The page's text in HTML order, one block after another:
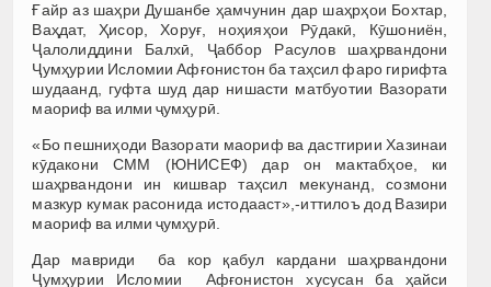
Ғайр аз шаҳри Душанбе ҳамчунин дар шаҳрҳои Бохтар,
Ваҳдат, Ҳисор, Хоруғ, ноҳияҳои Рӯдакӣ, Кӯшониён,
Ҷалолиддини Балхӣ, Ҷаббор Расулов шаҳрвандони
Ҷумҳурии Исломии Афғонистон ба таҳсил фаро гирифта
шудаанд, гуфта шуд дар нишасти матбуотии Вазорати
маориф ва илми ҷумҳурӣ.
«Бо пешниҳоди Вазорати маориф ва дастгирии Хазинаи
кӯдакони СММ (ЮНИСЕФ) дар он мактабҳое, ки
шаҳрвандони ин кишвар таҳсил мекунанд, созмони
мазкур кумак расонида истодааст»,-иттилоъ дод Вазири
маориф ва илми ҷумҳурӣ.
Дар мавриди ба кор қабул кардани шаҳрвандони
Ҷумҳурии Исломии Афғонистон хусусан ба ҳайси